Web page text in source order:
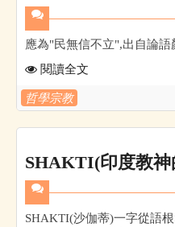
應為"民無信不立",出自論語
閱讀全文
哲學宗教
SHAKTI(印度教神
SHAKTI(沙伽蒂)一字從語